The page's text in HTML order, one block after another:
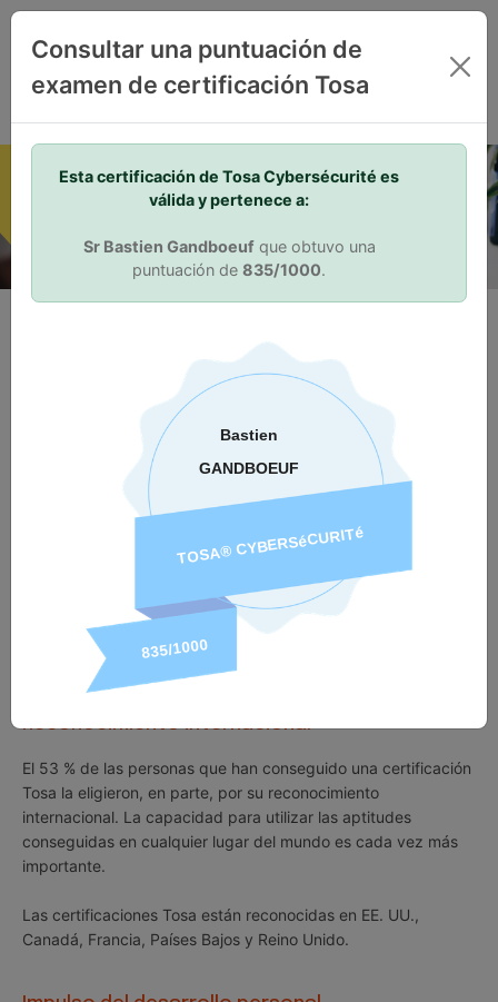
Your Skills. Your Advantage.
Validación de aptitudes
La certificación Tosa favorece la diferenciación en el mercado
laboral. La certificación Tosa demuestra a empleadores
actuales y potenciales que un individuo posede las aptitudes
adecuadas para el trabajo. Con una puntuación máxima de
1000, las certificaciones Tosa se pueden agregar fácilmente a
las redes sociales profesionales y currículos o incorporar a
planes de estudios y programas de formación académicos.
El 89 % de las personas con certificaciones Tosa afirman que
les han ayudado a adquirir confianza en sus aptitudes.
Reconocimiento internacional
El 53 % de las personas que han conseguido una certificación
Tosa la eligieron, en parte, por su reconocimiento
internacional. La capacidad para utilizar las aptitudes
conseguidas en cualquier lugar del mundo es cada vez más
importante.
Las certificaciones Tosa están reconocidas en EE. UU.,
Canadá, Francia, Países Bajos y Reino Unido.
Consultar una puntuación de
examen de certificación Tosa
Esta certificación de Tosa Cybersécurité es
válida y pertenece a:
Sr Bastien Gandboeufque obtuvo una
puntuación de 835/1000.